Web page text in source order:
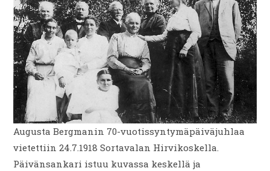
Augusta Bergmanin 70-vuotissyntymäpäiväjuhlaa
vietettiin 24.7.1918 Sortavalan Hirvikoskella.
Päivänsankari istuu kuvassa keskellä ja